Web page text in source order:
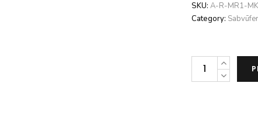
SKU: A-R-MR1-
Category:
Ruark